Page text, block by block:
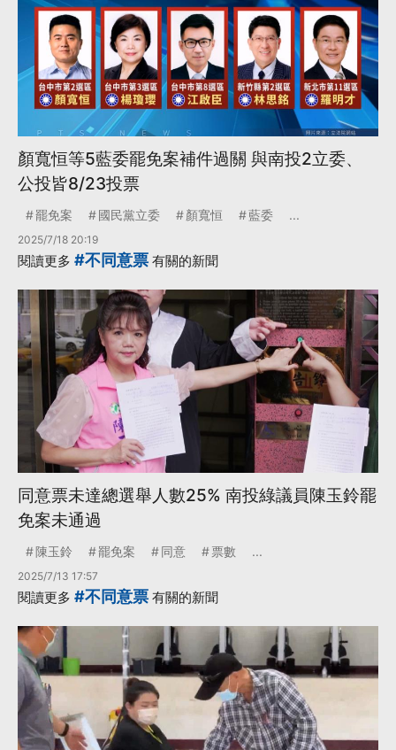
顏寬恒等5藍委罷免案補件過關 與南投2立委、
公投皆8/23投票
罷免案 國民黨立委 顏寬恒 藍委 ...
2025/7/18 20:19
閱讀更多 #不同意票 有關的新聞
同意票未達總選舉人數25% 南投綠議員陳玉鈴罷
免案未通過
陳玉鈴 罷免案 同意 票數 ...
2025/7/13 17:57
閱讀更多 #不同意票 有關的新聞